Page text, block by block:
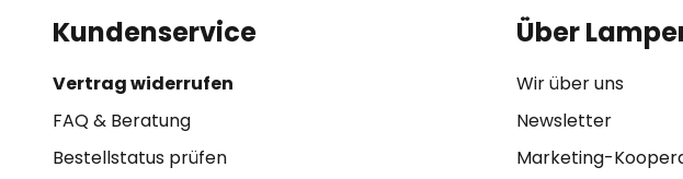
Kundenservice
Vertrag widerrufen
FAQ & Beratung
Bestellstatus prüfen
Über
Wir über uns
Newsletter
Marketing-